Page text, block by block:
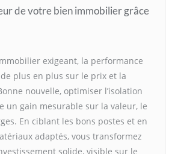
de votre bien immobilier grâce
exigeant, la performance
plus en plus sur le prix et la
nouvelle, optimiser l’isolation
un gain mesurable sur la valeur, le
En ciblant les bons postes et en
adaptés, vous transformez
solide, visible sur le